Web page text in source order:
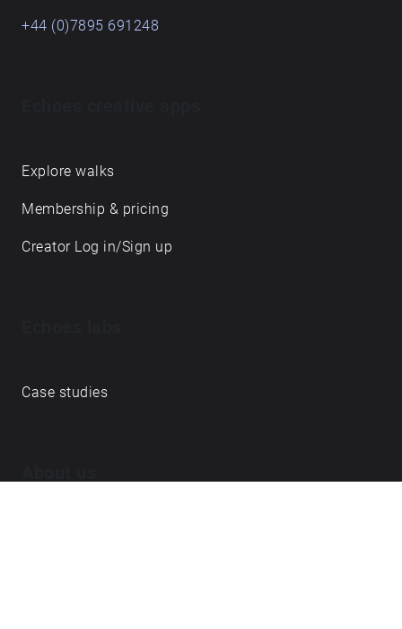
+44 (0)7895 691248
Explore walks
Membership & pricing
Creator Log in/Sign up
Case studies